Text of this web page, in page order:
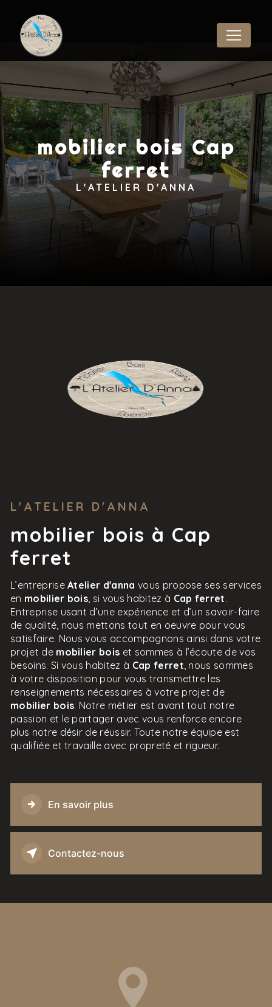
mobilier bois Cap
ferret
L'ATELIER D'ANNA
L'ATELIER D'ANNA
mobilier bois à Cap
ferret
L’entrepriseAtelier d'anna vous propose ses services
en mobilier bois, si vous habitez à Cap ferret.
Entreprise usant d’une expérience et d’un savoir-faire
de qualité, nous mettons tout en oeuvre pour vous
satisfaire. Nous vous accompagnons ainsi dans votre
projet de mobilier bois et sommes à l’écoute de vos
besoins. Si vous habitez à Cap ferret, nous sommes
à votre disposition pour vous transmettre les
renseignements nécessaires à votre projet de
mobilier bois. Notre métier est avant tout notre
passion et le partager avec vous renforce encore
plus notre désir de réussir. Toute notre équipe est
qualifiée et travaille avec propreté et rigueur.
En savoir plus
Contactez-nous